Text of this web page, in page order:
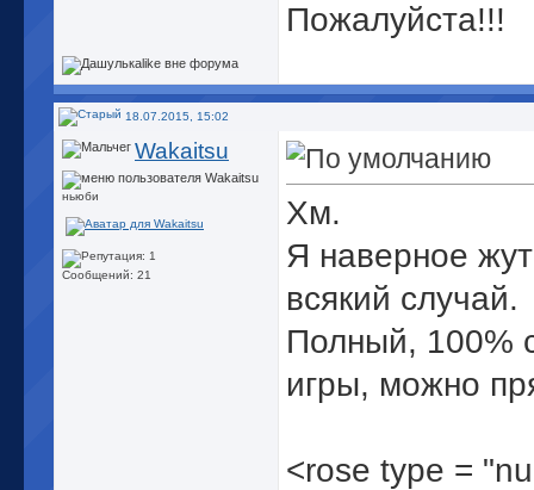
Пожалуйста!!!
18.07.2015, 15:02
Wakaitsu
ньюби
Сообщений: 21
Хм.
Я наверное
всякий случай.
Полный, 100%
игры, можно
<rose type =